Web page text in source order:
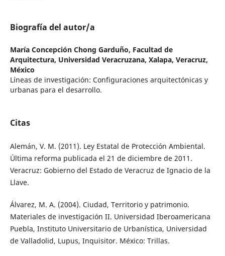
Biografía del autor/a
María Concepción Chong Garduño, Facultad de
Arquitectura, Universidad Veracruzana, Xalapa, Veracruz,
México
Líneas de investigación: Configuraciones arquitectónicas y
urbanas para el desarrollo.
Citas
Alemán, V. M. (2011). Ley Estatal de Protección Ambiental.
Última reforma publicada el 21 de diciembre de 2011.
Veracruz: Gobierno del Estado de Veracruz de Ignacio de la
Llave.
Álvarez, M. A. (2004). Ciudad, Territorio y patrimonio.
Materiales de investigación II. Universidad Iberoamericana
Puebla, Instituto Universitario de Urbanística, Universidad
de Valladolid, Lupus, Inquisitor. México: Trillas.